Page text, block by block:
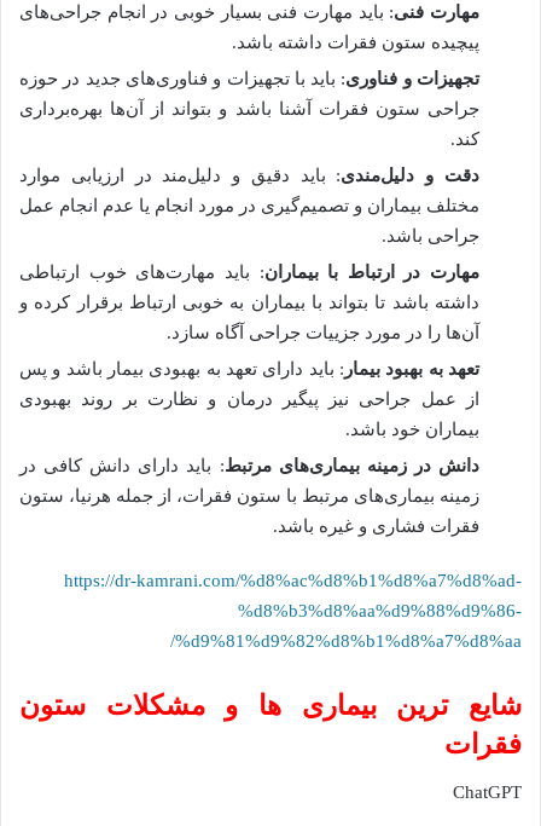
مهارت فنی: باید مهارت فنی بسیار خوبی در انجام جراحی‌های
پیچیده ستون فقرات داشته باشد.
تجهیزات و فناوری: باید با تجهیزات و فناوری‌های جدید در حوزه
جراحی ستون فقرات آشنا باشد و بتواند از آن‌ها بهره‌برداری
کند.
دقت و دلیل‌مندی: باید دقیق و دلیل‌مند در ارزیابی موارد
مختلف بیماران و تصمیم‌گیری در مورد انجام یا عدم انجام عمل
جراحی باشد.
مهارت در ارتباط با بیماران: باید مهارت‌های خوب ارتباطی
داشته باشد تا بتواند با بیماران به خوبی ارتباط برقرار کرده و
آن‌ها را در مورد جزییات جراحی آگاه سازد.
تعهد به بهبود بیمار : باید دارای تعهد به بهبودی بیمار باشد و پس
از عمل جراحی نیز پیگیر درمان و نظارت بر روند بهبودی
بیماران خود باشد.
دانش در زمینه بیماری‌های مرتبط: باید دارای دانش کافی در
زمینه بیماری‌های مرتبط با ستون فقرات، از جمله هرنیا، ستون
فقرات فشاری و غیره باشد.
https://dr-kamrani.com/%d8%ac%d8%b1%d8%a7%d8%ad-
%d8%b3%d8%aa%d9%88%d9%86-
%d9%81%d9%82%d8%b1%d8%a7%d8%aa/
شایع ترین بیماری ها و مشکلات ستون
فقرات
ChatGPT